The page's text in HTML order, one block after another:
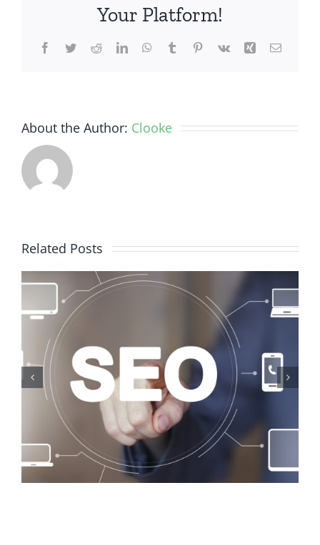
Your Platform!
Facebook
TwitterRedditLinkedInWhatsApp
TumblrPinterest
Vk Xing Email
About the Author: Clooke
Related Posts
Backlink Checker, Alat
Penting dalam Strategi
SEO Anda